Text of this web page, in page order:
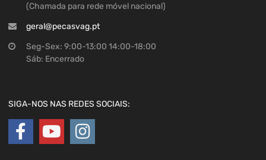
(Chamada para rede móvel nacional)
geral@pecasvag.pt
Seg-Sex: 9:00-13:00 14:00-18:00
Sáb: Encerrado
SIGA-NOS NAS REDES SOCIAIS: